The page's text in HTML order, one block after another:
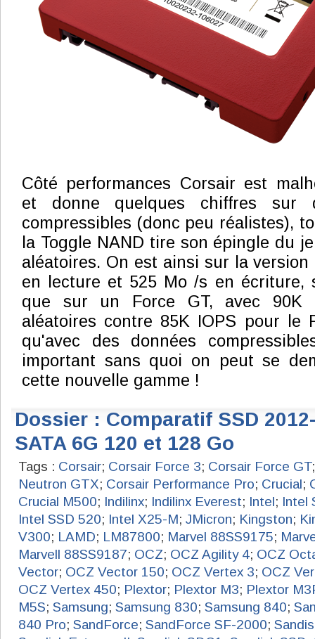
Côté performances Corsair est
et donne quelques chiffres sur
compressibles (donc peu réalistes),
la Toggle NAND tire son épingle du
aléatoires. On est ainsi sur la version
en lecture et 525 Mo /s en écriture,
que sur un Force GT, avec 90K
aléatoires contre 85K IOPS pour le
qu'avec des données
important sans quoi on peut se
cette nouvelle gamme !
Dossier : Comparatif SSD
SATA 6G 120 et 128 Go
Tags : Corsair; Corsair Force 3; Corsair Force GT
Neutron GTX; Corsair Performance Pro; Crucial;
Crucial M500; Indilinx; Indilinx Everest; Intel; Intel
Intel SSD 520; Intel X25-M; JMicron; Kingston;
V300; LAMD; LM87800; Marvel 88SS9175;
Marvell 88SS9187; OCZ; OCZ Agility 4; OCZ
Vector; OCZ Vector 150; OCZ Vertex 3; OCZ
OCZ Vertex 450; Plextor; Plextor M3; Plextor
M5S; Samsung; Samsung 830; Samsung 840;
840 Pro; SandForce; SandForce SF-2000;